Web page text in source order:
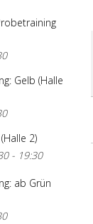
Gelb (Halle
2)
- 19:30
ab Grün